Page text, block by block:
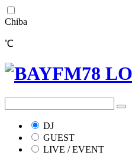
Chiba
℃
DJ
GUEST
LIVE / EVENT